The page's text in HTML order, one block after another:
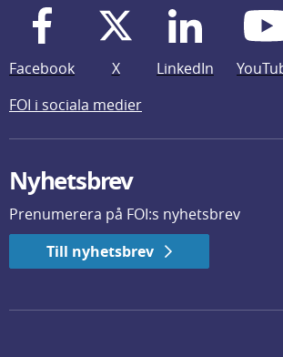
Facebook X LinkedIn
FOI i sociala medier
Nyhetsbrev
Prenumerera på FOI:s nyhetsbrev
Till nyhetsbrev